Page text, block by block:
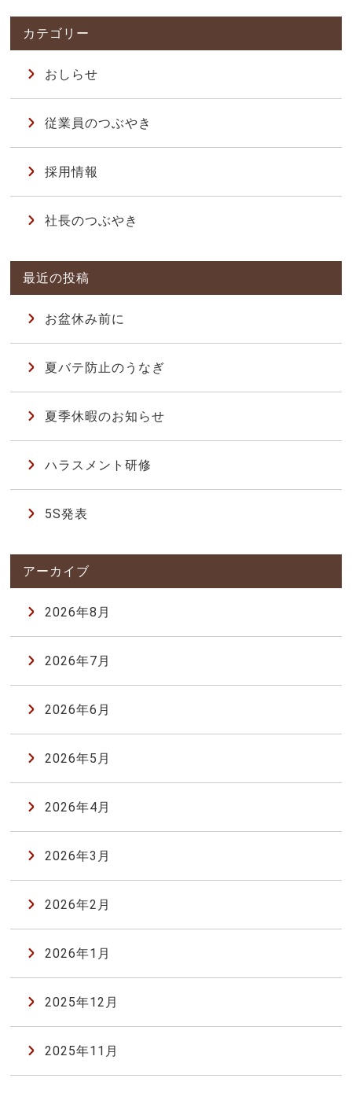
おしらせ
従業員のつぶやき
採用情報
社長のつぶやき
お盆休み前に
夏バテ防止のうなぎ
夏季休暇のお知らせ
ハラスメント研修
5S発表
2026年8月
2026年7月
2026年6月
2026年5月
2026年4月
2026年3月
2026年2月
2026年1月
2025年12月
2025年11月